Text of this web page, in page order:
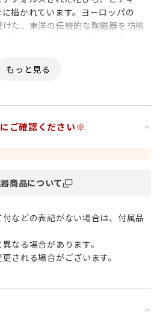
描かれています。ヨーロッパの
た、東洋の伝統的な陶磁器を彷彿
ご確認ください※
商品について
などの表記がない場合は、付属品
なる場合があります。
される場合がございます。